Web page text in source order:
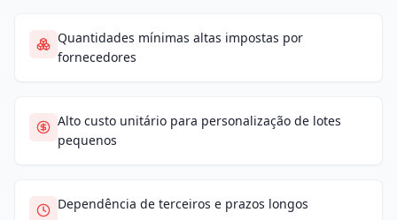
Quantidades mínimas altas impostas por
fornecedores
Alto custo unitário para personalização de lotes
pequenos
Dependência de terceiros e prazos longos